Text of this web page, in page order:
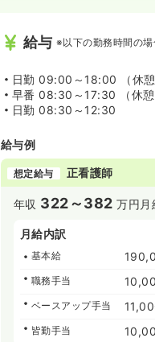
給与 ※以下の勤務時間の場
日勤 09:00～18:00 （休憩
早番 08:30～17:30 （休憩
日勤 08:30～12:30
給与例
想定給与 正看護師
年収 322～382 万円 月
月給内訳
基本給
職務手当
ベースアップ手当
皆勤手当